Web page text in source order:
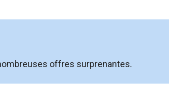
offres surprenantes.